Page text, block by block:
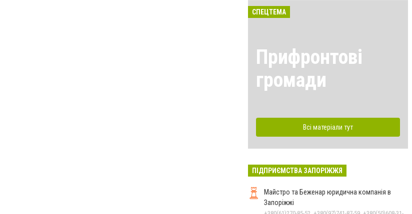
СПЕЦТЕМА
Прифронтові
громади
Всі матеріали тут
ПІДПРИЄМСТВА ЗАПОРІЖЖЯ
Майстро та Беженар юридична компанія в
Запоріжжі